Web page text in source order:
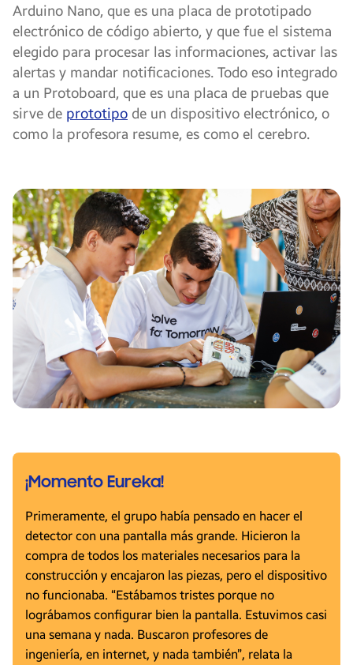
Arduino Nano, que es una placa de prototipado
electrónico de código abierto, y que fue el sistema
elegido para procesar las informaciones, activar las
alertas y mandar notificaciones. Todo eso integrado
a un Protoboard, que es una placa de pruebas que
sirve de prototipo de un dispositivo electrónico, o
como la profesora resume, es como el cerebro.
¡Momento Eureka!
Primeramente, el grupo había pensado en hacer el
detector con una pantalla más grande. Hicieron la
compra de todos los materiales necesarios para la
construcción y encajaron las piezas, pero el dispositivo
no funcionaba. “Estábamos tristes porque no
lográbamos configurar bien la pantalla. Estuvimos casi
una semana y nada. Buscaron profesores de
ingeniería, en internet, y nada también”, relata la